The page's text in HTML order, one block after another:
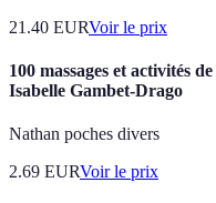
21.40 EURVoir le prix
100 massages et activités
Isabelle Gambet-Drago
Nathan poches divers
2.69 EURVoir le prix